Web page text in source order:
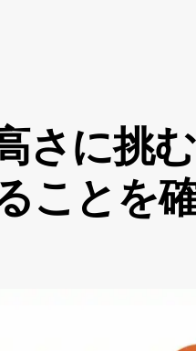
さに挑
ことを